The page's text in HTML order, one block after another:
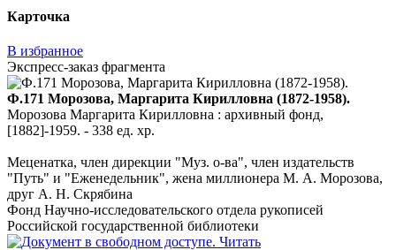
Карточка
В избранное
Экспресс-заказ фрагмента
Ф.171 Морозова, Маргарита Кирилловна (1872-1958).
Морозова Маргарита Кирилловна : архивный фонд,
[1882]-1959. - 338 ед. хр.
Меценатка, член дирекции "Муз. о-ва", член издательств
"Путь" и "Еженедельник", жена миллионера М. А. Морозова,
друг А. Н. Скрябина
Фонд Научно-исследовательского отдела рукописей
Российской государственной библиотеки
Читать